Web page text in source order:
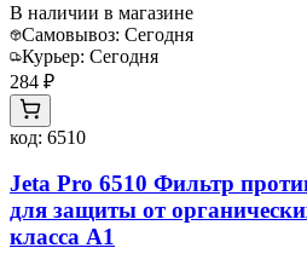
В наличии в магазине
Самовывоз: Сегодня
Курьер: Сегодня
284 ₽
код: 6510
Jeta Pro 6510 Фильтр
для защиты от
класса А1